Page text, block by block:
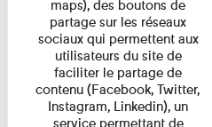
maps), des boutons de
partage sur les réseaux
sociaux qui permettent aux
utilisateurs du site de
faciliter le partage de
contenu (Facebook, Twitter,
Instagram, Linkedin), un
service permettant de